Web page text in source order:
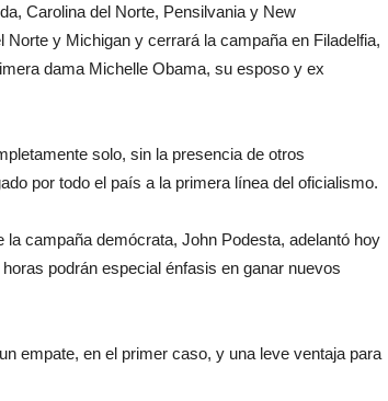
Carolina del Norte, Pensilvania y New
y Michigan y cerrará la campaña en Filadelfia,
dama Michelle Obama, su esposo y ex
solo, sin la presencia de otros
por todo el país a la primera línea del oficialismo.
campaña demócrata, John Podesta, adelantó hoy
podrán especial énfasis en ganar nuevos
empate, en el primer caso, y una leve ventaja para